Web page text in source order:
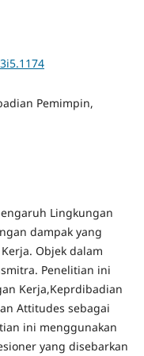
Pemimpin,
Lingkungan
dampak yang
Objek dalam
Penelitian ini
Kerja,Keprdibadian
Attitudes sebagai
ini menggunakan
yang disebarkan